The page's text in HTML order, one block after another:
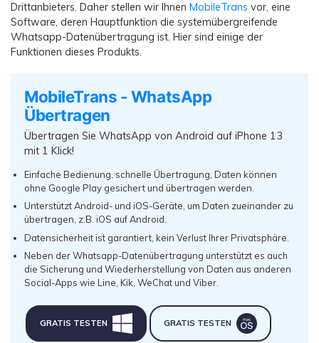
Drittanbieters. Daher stellen wir Ihnen MobileTrans vor, eine
Software, deren Hauptfunktion die systemübergreifende
Whatsapp-Datenübertragung ist. Hier sind einige der
Funktionen dieses Produkts.
MobileTrans - WhatsApp
Übertragen
Übertragen Sie WhatsApp von Android auf iPhone 13
mit 1 Klick!
Einfache Bedienung, schnelle Übertragung, Daten können
ohne Google Play gesichert und übertragen werden.
Unterstützt Android- und iOS-Geräte, um Daten zueinander zu
übertragen, z.B. iOS auf Android.
Datensicherheit ist garantiert, kein Verlust Ihrer Privatsphäre.
Neben der Whatsapp-Datenübertragung unterstützt es auch
die Sicherung und Wiederherstellung von Daten aus anderen
Social-Apps wie Line, Kik, WeChat und Viber.
GRATIS TESTEN GRATIS TESTEN